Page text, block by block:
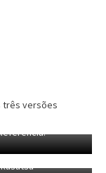
três versões
de Kamen
e